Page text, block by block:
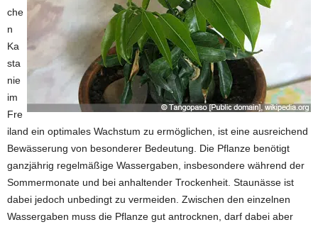
che
n
Ka
sta
nie
im
Fre
iland ein optimales Wachstum zu ermöglichen, ist eine ausreichend
Bewässerung von besonderer Bedeutung. Die Pflanze benötigt
ganzjährig regelmäßige Wassergaben, insbesondere während der
Sommermonate und bei anhaltender Trockenheit. Staunässe ist
dabei jedoch unbedingt zu vermeiden. Zwischen den einzelnen
Wassergaben muss die Pflanze gut antrocknen, darf dabei aber